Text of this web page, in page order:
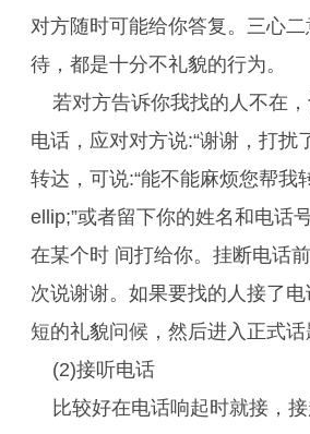
对方随时可能给你答复。三心
待，都是十分不礼貌的行为。
若对方告诉你我找的人不在
电话，应对对方说:“谢谢，打扰
转达，可说:“能不能麻烦您帮我
ellip;”或者留下你的姓名和电话
在某个时 间打给你。挂断电话
次说谢谢。如果要找的人接了
短的礼貌问候，然后进入正式话
(2)接听电话
比较好在电话响起时就接，